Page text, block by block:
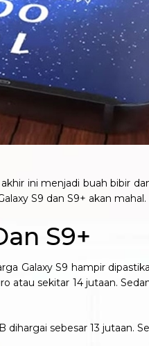
ini menjadi buah bibir
S9 dan S9+ akan mahal.
S9+
Galaxy S9 hampir
atau sekitar 14 jutaan.
sebesar 13 jutaan.